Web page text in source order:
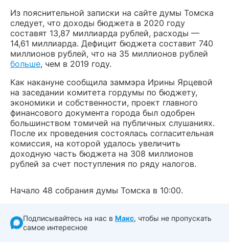
Из пояснительной записки на сайте думы Томска
следует, что доходы бюджета в 2020 году
составят 13,87 миллиарда рублей, расходы —
14,61 миллиарда. Дефицит бюджета составит 740
миллионов рублей, что на 35 миллионов рублей
больше, чем в 2019 году.
Как накануне сообщила заммэра Ирины Ярцевой
на заседании комитета гордумы по бюджету,
экономики и собственности, проект главного
финансового документа города был одобрен
большинством томичей на публичных слушаниях.
После их проведения состоялась согласительная
комиссия, на которой удалось увеличить
доходную часть бюджета на 308 миллионов
рублей за счет поступления по ряду налогов.
Начало 48 собрания думы Томска в 10:00.
Подписывайтесь на нас в Макс, чтобы не пропускать
самое интересное